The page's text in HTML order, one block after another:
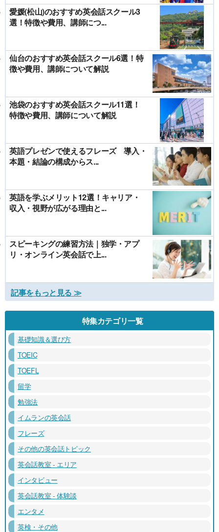
愛媛(松山)のおすすめ英会話スクール3
選！特徴や費用、講師につ...
仙台のおすすめ英会話スクール6選！特
徴や費用、講師について解説
池袋のおすすめ英会話スクール11選！
特徴や費用、講師について解説
英語プレゼンで使えるフレーズ 導入・
本題・結論の構成からス...
英語を学ぶメリット12選！キャリア・
収入・視野が広がる理由と...
スピーキングの練習方法｜独学・アプ
リ・オンライン英会話で上...
記事をもっと見る ≫
特集カテゴリ一覧
基礎知識＆選び方
TOEIC
TOEFL
留学
勉強法
イムランの英会話
フレーズ
その他の英会話トピック
英会話教室 - エリア
インタビュー
英会話教室 - 体験談
エンタメ
英検・その他